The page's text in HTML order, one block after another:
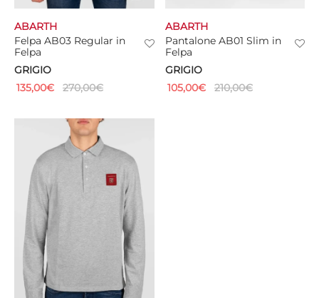
Felpa AB03 Regular in
Felpa
GRIGIO
ABARTH
135,00€ 270,00€
Pantalone AB01 Slim in
Felpa
GRIGIO
ABARTH
105,00€ 210,00€